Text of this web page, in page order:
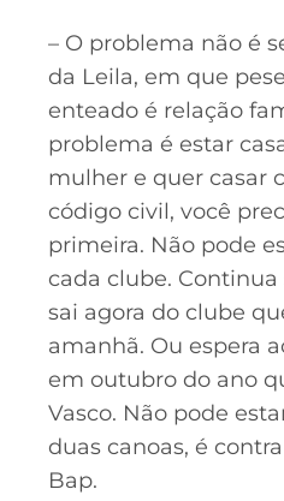
– O problema não é
da Leila, em que
enteado é relação
problema é estar
mulher e quer casar
código civil, você
primeira. Não pode
cada clube.
sai agora do clube
amanhã. Ou espera
em outubro do ano
Vasco. Não pode
duas canoas, é
Bap.